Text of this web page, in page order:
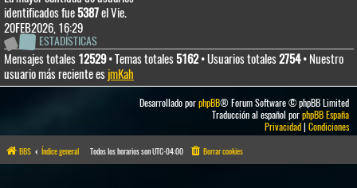
identificados fue5387el Vie.
20FEB2026, 16:29
ESTADÍSTICAS
Mensajes totales 12529• Temas totales5162• Usuarios totales2754• Nuestro
usuario más reciente es jmKah
Desarrollado porphpBB® Forum Software © phpBB Limited
Traducción al español porphpBB España
Privacidad| Condiciones
BBS Índice general Todos los horarios sonUTC-04:00 Borrar cookies